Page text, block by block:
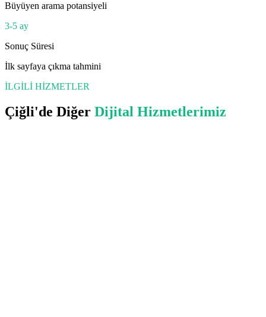
Büyüyen arama potansiyeli
3-5 ay
Sonuç Süresi
İlk sayfaya çıkma tahmini
İLGİLİ HİZMETLER
Çiğli'de Diğer Dijital Hizmetlerimiz